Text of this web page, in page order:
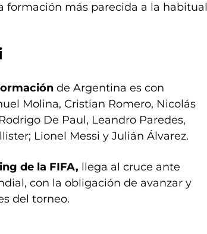
formación más parecida a la habitual
de Argentina es con
Molina, Cristian Romero, Nicolás
De Paul, Leandro Paredes,
Lionel Messi y Julián Álvarez.
de la FIFA, llega al cruce ante
con la obligación de avanzar y
del torneo.